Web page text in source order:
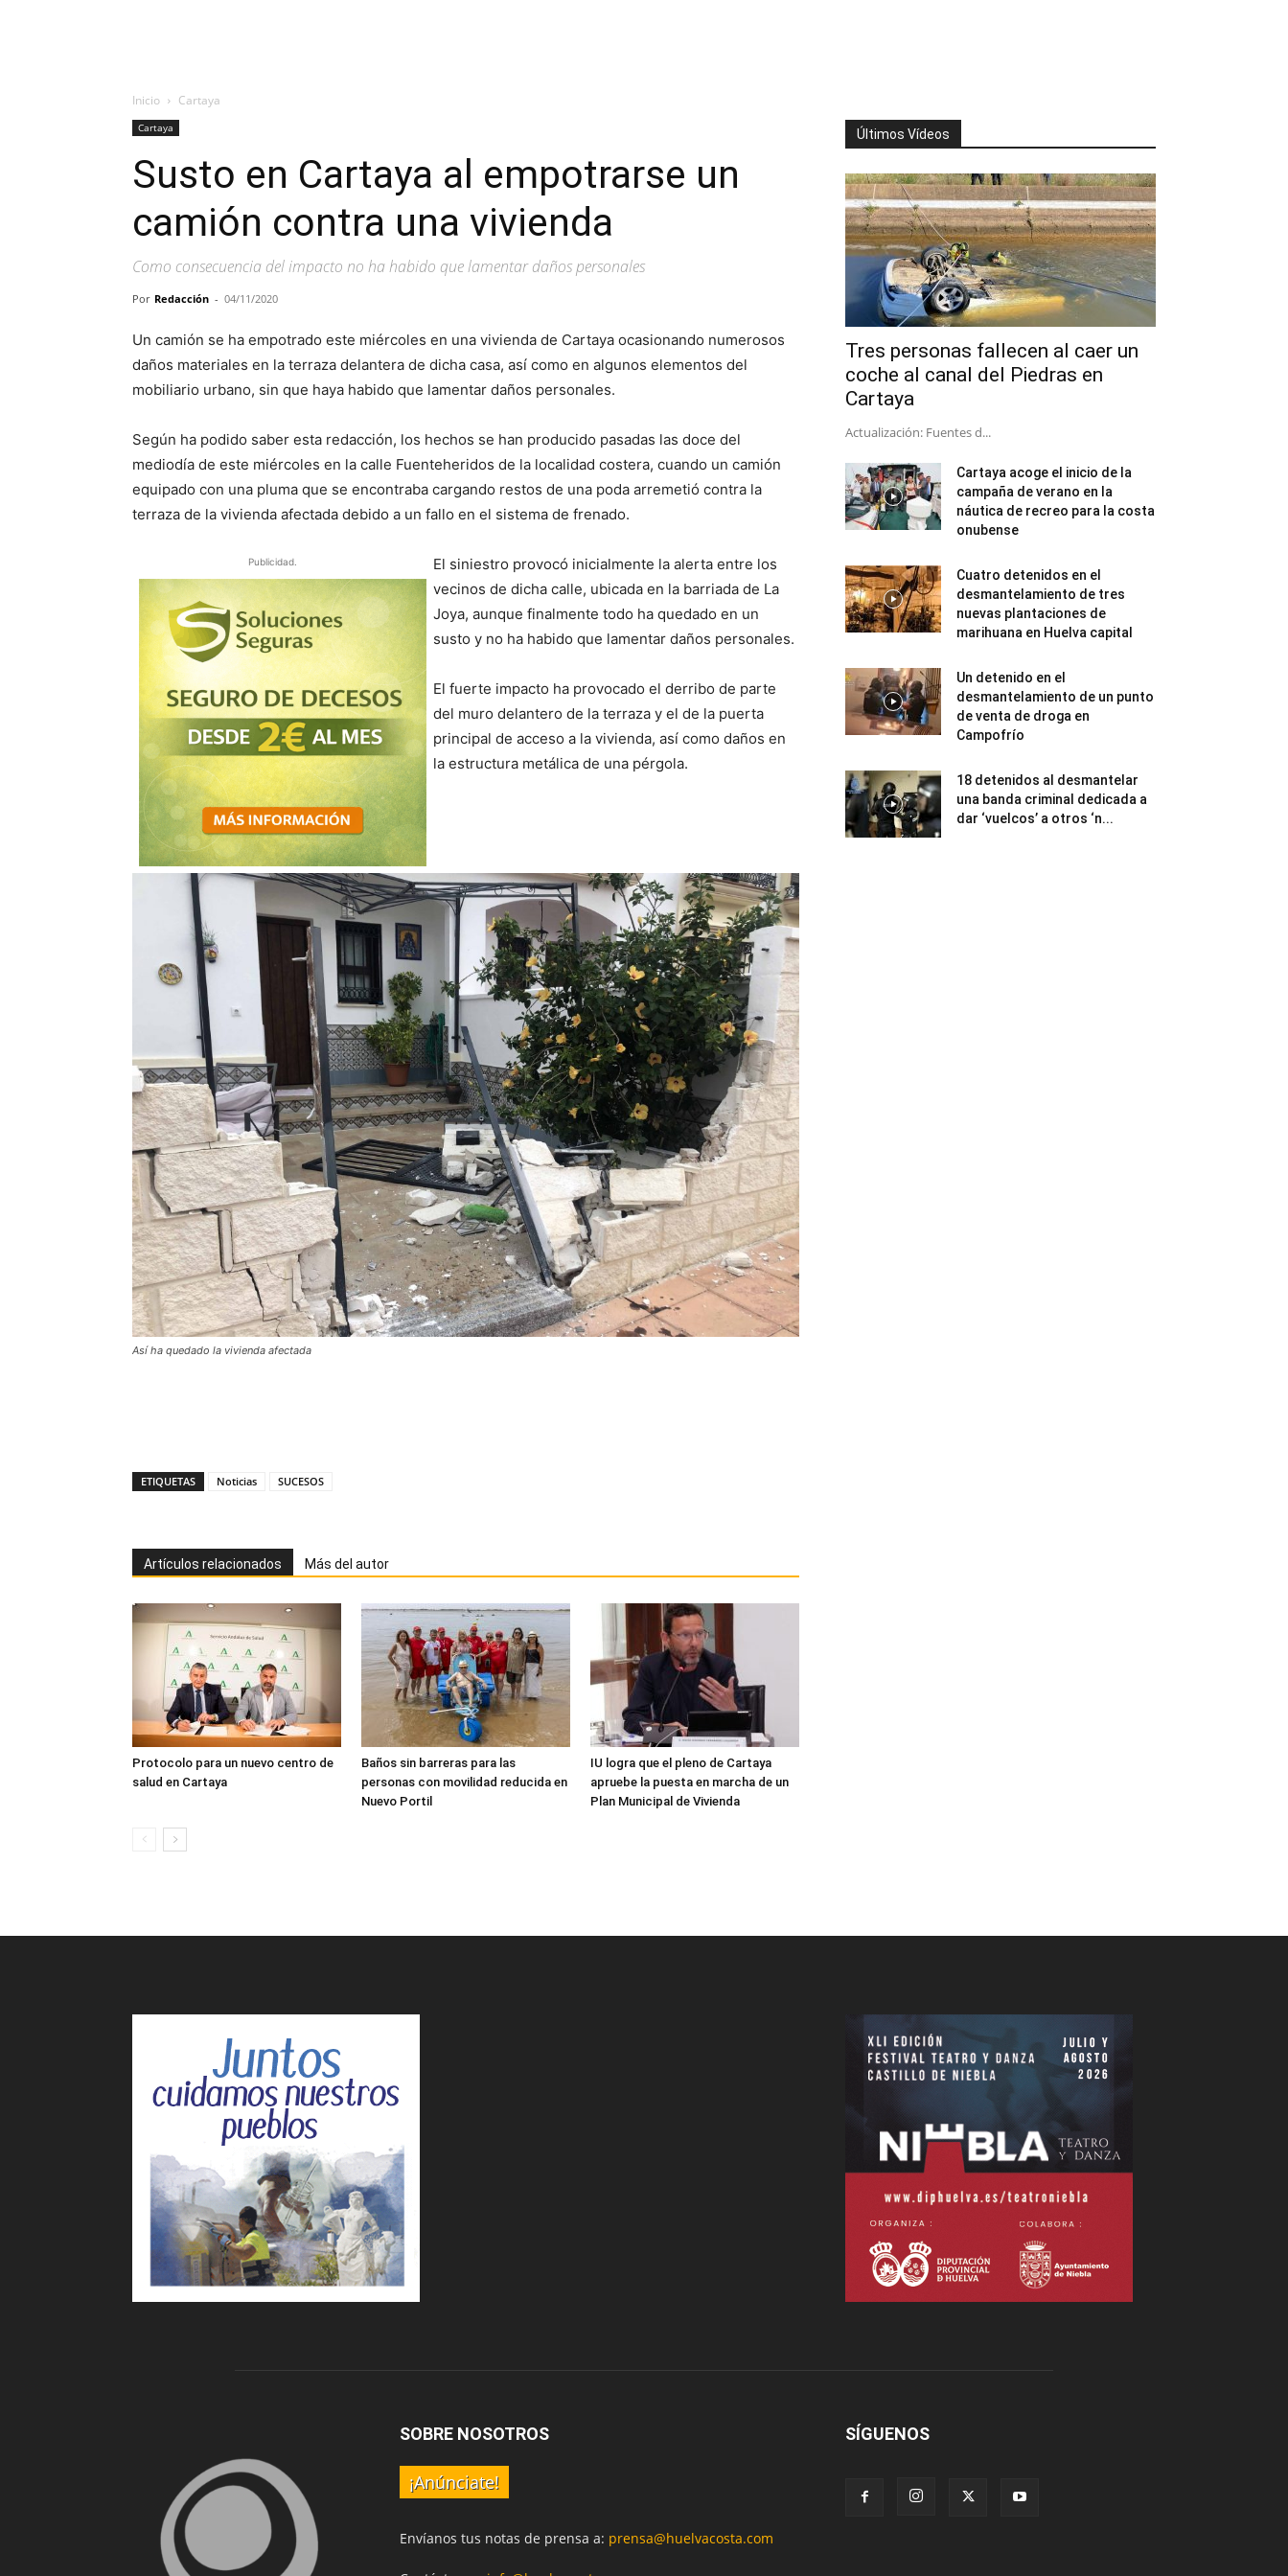
Inicio Cartaya
Cartaya
Susto en Cartaya al empotrarse un
camión contra una vivienda
Como consecuencia del impacto no ha habido que lamentar daños personales
Por Redacción - 04/11/2020
Un camión se ha empotrado este miércoles en una vivienda de Cartaya ocasionando numerosos
daños materiales en la terraza delantera de dicha casa, así como en algunos elementos del
mobiliario urbano, sin que haya habido que lamentar daños personales.
Según ha podido saber esta redacción, los hechos se han producido pasadas las doce del
mediodía de este miércoles en la calle Fuenteheridos de la localidad costera, cuando un camión
equipado con una pluma que se encontraba cargando restos de una poda arremetió contra la
terraza de la vivienda afectada debido a un fallo en el sistema de frenado.
Publicidad.
El siniestro provocó inicialmente la alerta entre los
vecinos de dicha calle, ubicada en la barriada de La
Joya, aunque finalmente todo ha quedado en un
susto y no ha habido que lamentar daños personales.
El fuerte impacto ha provocado el derribo de parte
del muro delantero de la terraza y el de la puerta
principal de acceso a la vivienda, así como daños en
la estructura metálica de una pérgola.
Así ha quedado la vivienda afectada
ETIQUETAS Noticias SUCESOS
Artículos relacionados Más del autor
Protocolo para un nuevo centro de
salud en Cartaya
Baños sin barreras para las
personas con movilidad reducida en
Nuevo Portil
IU logra que el pleno de Cartaya
apruebe la puesta en marcha de un
Plan Municipal de Vivienda
Últimos Vídeos
Tres personas fallecen al caer un
coche al canal del Piedras en
Cartaya
Actualización: Fuentes d...
Cartaya acoge el inicio de la
campaña de verano en la
náutica de recreo para la costa
onubense
Cuatro detenidos en el
desmantelamiento de tres
nuevas plantaciones de
marihuana en Huelva capital
Un detenido en el
desmantelamiento de un punto
de venta de droga en
Campofrío
18 detenidos al desmantelar
una banda criminal dedicada a
dar ‘vuelcos’ a otros ‘n...
SOBRE NOSOTROS
¡Anúnciate!
Envíanos tus notas de prensa a: prensa@huelvacosta.com
SÍGUENOS